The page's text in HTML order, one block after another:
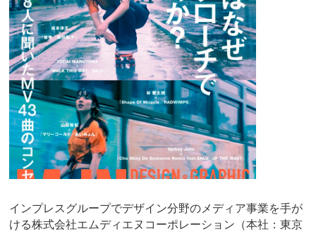
インプレスグループでデザイン分野のメディア事業を手が
ける株式会社エムディエヌコーポレーション（本社：東京